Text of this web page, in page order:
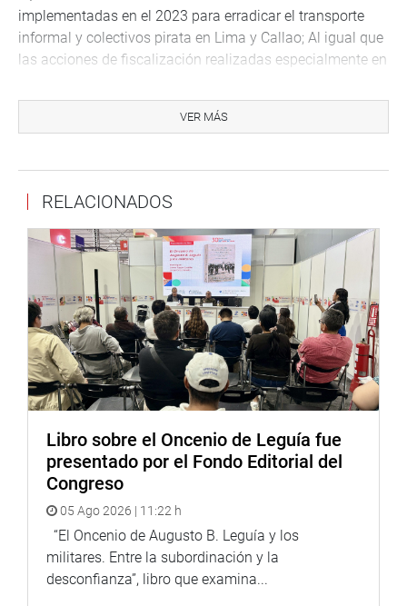
implementadas en el 2023 para erradicar el transporte
informal y colectivos pirata en Lima y Callao; Al igual que
las acciones de fiscalización realizadas especialmente en
asimismo el control de transporte urbano y de carga en
horarios y lugares no establecidos”, remarcó la
VER MÁS
RELACIONADOS
Libro sobre el Oncenio de Leguía fue
presentado por el Fondo Editorial del
Congreso
05 Ago 2026 | 11:22 h
“El Oncenio de Augusto B. Leguía y los
militares. Entre la subordinación y la
desconfianza”, libro que examina...